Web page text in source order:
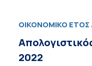
ΟΙΚΟΝΟΜΙΚΌ ΈΤΟΣ
2022